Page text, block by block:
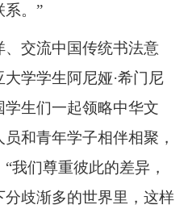
系。”
、交流中国传统书法意
学学生阿尼娅·希门尼
生们一起领略中华文
和青年学子相伴相聚，
我们尊重彼此的差异，
歧渐多的世界里，这样